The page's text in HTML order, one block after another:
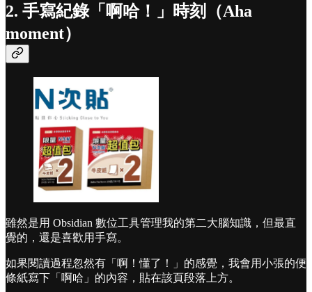
2. 手寫紀錄「啊哈！」時刻（Aha
moment）
雖然是用 Obsidian 數位工具管理我的第二大腦知識，但最直
覺的，還是喜歡用手寫。
如果閱讀過程忽然有「啊！懂了！」的感覺，我會用小張的便
條紙寫下「啊哈」的內容，貼在該頁段落上方。